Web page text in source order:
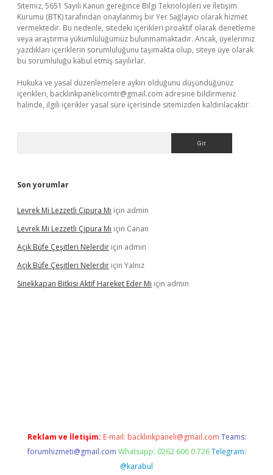
Sitemiz, 5651 Sayılı Kanun gereğince Bilgi Teknolojileri ve İletişim
Kurumu (BTK) tarafından onaylanmış bir Yer Sağlayıcı olarak hizmet
vermektedir. Bu nedenle, sitedeki içerikleri proaktif olarak denetleme
veya araştırma yükümlülüğümüz bulunmamaktadır. Ancak, üyelerimiz
yazdıkları içeriklerin sorumluluğunu taşımakta olup, siteye üye olarak
bu sorumluluğu kabul etmiş sayılırlar.
Hukuka ve yasal düzenlemelere aykırı olduğunu düşündüğünüz
içerikleri, backlinkpanelicomtr@gmail.com adresine bildirmeniz
halinde, ilgili içerikler yasal süre içerisinde sitemizden kaldırılacaktır.
Son yorumlar
Levrek Mi Lezzetli Çipura Mı için admin
Levrek Mi Lezzetli Çipura Mı için Canan
Açık Büfe Çeşitleri Nelerdir için admin
Açık Büfe Çeşitleri Nelerdir için Yalnız
Sinekkapan Bitkisi Aktif Hareket Eder Mi için admin
Reklam ve İletişim: E-mail: backlinkpaneli@gmail.com Teams:
forumhizmeti@gmail.com Whatsapp: 0262 606 0 726 Telegram:
@karabul